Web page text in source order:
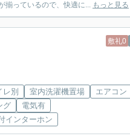
揃っているので、快適に... もっと見る
敷礼0
レ別 室内洗濯機置場
エアコン
グ
電気有
インターホン